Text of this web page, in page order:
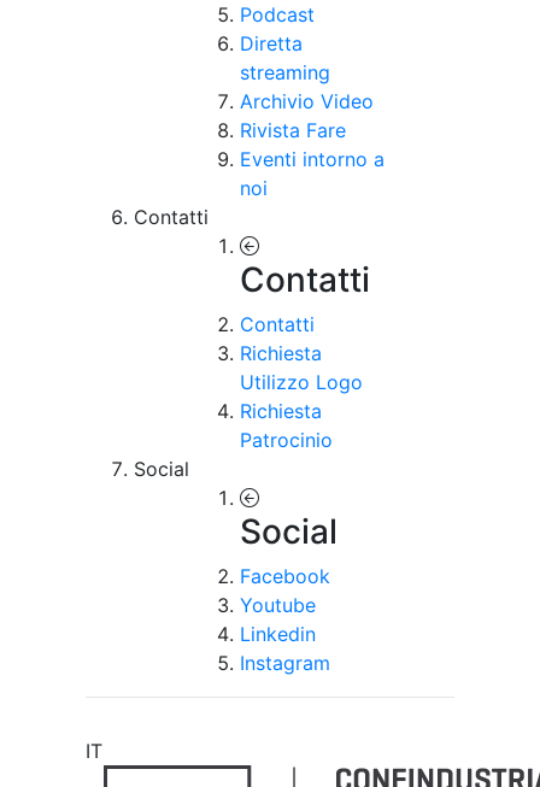
Podcast
Diretta
streaming
Archivio Video
Rivista Fare
Eventi intorno a
noi
Contatti
Contatti
Contatti
Richiesta
Utilizzo Logo
Richiesta
Patrocinio
Social
Social
Facebook
Youtube
Linkedin
Instagram
IT